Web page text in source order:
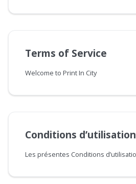
Terms of Service
Welcome to Print In City
Conditions d’utilisation